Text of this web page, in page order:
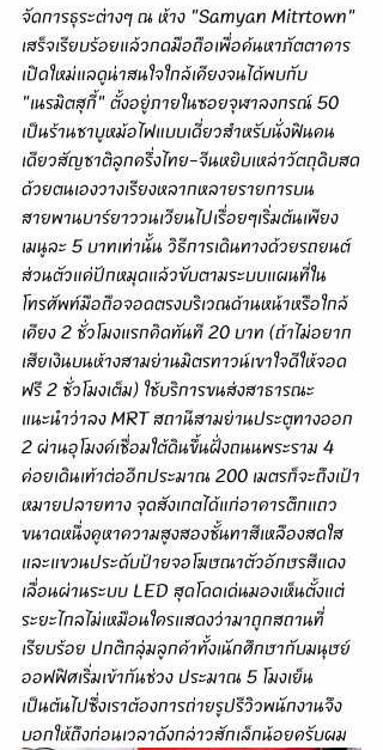
จัดการธุระต่างๆ ณ ห้าง "Samyan Mitrtown"
เสร็จเรียบร้อยแล้วกดมือถือเพื่อค้นหาภัตตาคาร
เปิดใหม่แลดูน่าสนใจใกล้เคียงจนได้พบกับ
"เนรมิตสุกี้" ตั้งอยู่ภายในซอยจุฬาลงกรณ์ 50
เป็นร้านชาบูหม้อไฟแบบเดี่ยวสำหรับนั่งฟินคน
เดียวสัญชาติลูกครึ่งไทย-จีนหยิบเหล่าวัตถุดิบสด
ด้วยตนเองวางเรียงหลากหลายรายการบน
สายพานบาร์ยาววนเวียนไปเรื่อยๆเริ่มต้นเพียง
เมนูละ 5 บาทเท่านั้น วิธีการเดินทางด้วยรถยนต์
ส่วนตัวแค่ปักหมุดแล้วขับตามระบบแผนที่ใน
โทรศัพท์มือถือจอดตรงบริเวณด้านหน้าหรือใกล้
เคียง 2 ชั่วโมงแรกคิดทันที 20 บาท (ถ้าไม่อยาก
เสียเงินบนห้างสามย่านมิตรทาวน์เขาใจดีให้จอด
ฟรี 2 ชั่วโมงเต็ม) ใช้บริการขนส่งสาธารณะ
แนะนำว่าลง MRT สถานีสามย่านประตูทางออก
2 ผ่านอุโมงค์เชื่อมใต้ดินขึ้นฝั่งถนนพระราม 4
ค่อยเดินเท้าต่ออีกประมาณ 200 เมตรก็จะถึงเป้า
หมายปลายทาง จุดสังเกตได้แก่อาคารตึกแถว
ขนาดหนึ่งคูหาความสูงสองชั้นทาสีเหลืองสดใส
และแขวนประดับป้ายจอโฆษณาตัวอักษรสีแดง
เลื่อนผ่านระบบ LED สุดโดดเด่นมองเห็นตั้งแต่
ระยะไกลไม่เหมือนใครแสดงว่ามาถูกสถานที่
เรียบร้อย ปกติกลุ่มลูกค้าทั้งเนักศึกษากับมนุษย์
ออฟฟิศเริ่มเข้ากันช่วง ประมาณ 5 โมงเย็น
เป็นต้นไปซึ่งเราต้องการถ่ายรูปรีวิวพนักงานจึง
บอกให้ถึงก่อนเวลาดังกล่าวสักเล็กน้อยครับผม